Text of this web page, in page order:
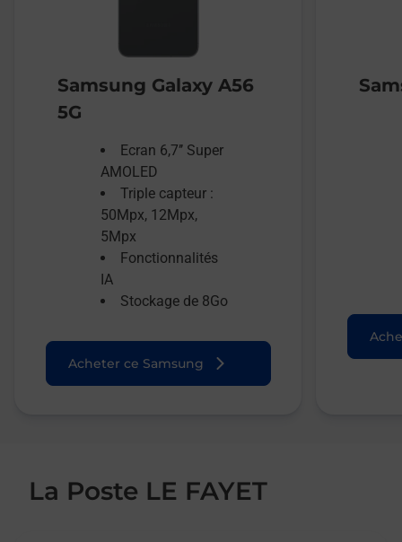
Samsung Galaxy A56
5G
Ecran 6,7’’ Super
AMOLED
Triple capteur :
50Mpx, 12Mpx,
5Mpx
Fonctionnalités
IA
Stockage de 8Go
Acheter ce Samsung
La Poste LE FAYET